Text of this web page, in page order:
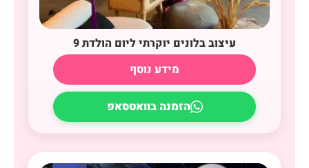
עיצוב בלונים יוקרתי ליום הולדת 9
מידע נוסף
הזמנה בוואטסאפ